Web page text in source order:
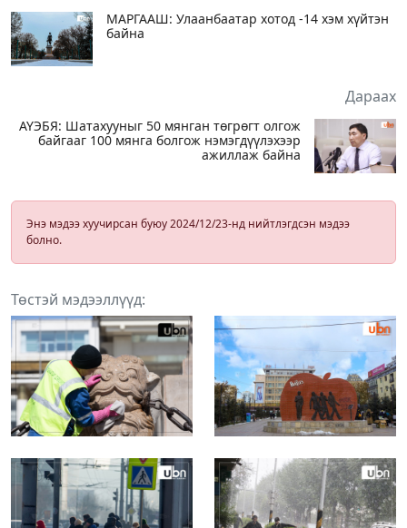
МАРГААШ: Улаанбаатар хотод -14 хэм хүйтэн
байна
Дараах
АҮЭБЯ: Шатахууныг 50 мянган төгрөгт олгож
байгааг 100 мянга болгож нэмэгдүүлэхээр
ажиллаж байна
Энэ мэдээ хуучирсан буюу 2024/12/23-нд нийтлэгдсэн мэдээ
болно.
Төстэй мэдээллүүд: